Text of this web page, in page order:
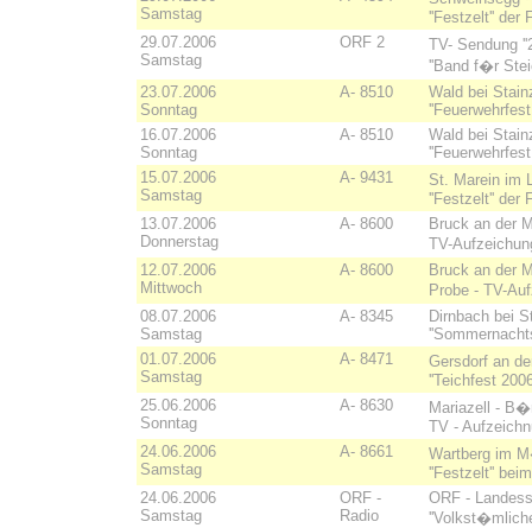
Samstag
''Festzelt'' der
29.07.2006
Samstag
ORF 2
TV- Sendung
''Band f�r
23.07.2006
Sonntag
A- 8510
Wald bei
16.07.2006
Sonntag
A- 8510
Wald bei
15.07.2006
Samstag
A- 9431
St. Marein im
''Festzelt'' der
13.07.2006
Donnerstag
A- 8600
Bruck an der
TV-
12.07.2006
Mittwoch
A- 8600
Bruck an der
Probe - TV-
08.07.2006
Samstag
A- 8345
Dirnbach bei
01.07.2006
Samstag
A- 8471
Gersdorf an
''Teichfest
25.06.2006
Sonntag
A- 8630
Mariazell -
TV -
24.06.2006
Samstag
A- 8661
Wartberg im
''Festzelt''
24.06.2006
Samstag
ORF -
Radio
ORF -